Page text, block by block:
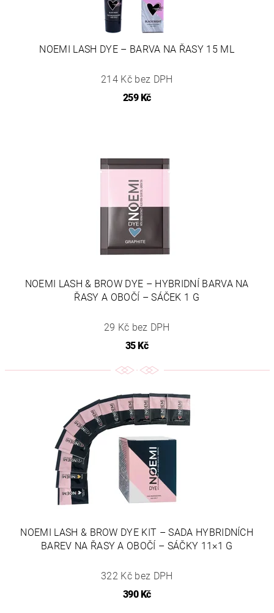
NOEMI LASH DYE – BARVA NA ŘASY 15 ML
214 Kč bez DPH
259 Kč
NOEMI LASH & BROW DYE – HYBRIDNÍ BARVA NA
ŘASY A OBOČÍ – SÁČEK 1 G
29 Kč bez DPH
35 Kč
NOEMI LASH & BROW DYE KIT – SADA HYBRIDNÍCH
BAREV NA ŘASY A OBOČÍ – SÁČKY 11×1 G
322 Kč bez DPH
390 Kč